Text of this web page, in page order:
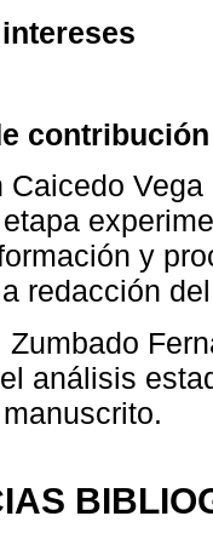
contribución
Caicedo
y
redacción
Zumbado
análisis